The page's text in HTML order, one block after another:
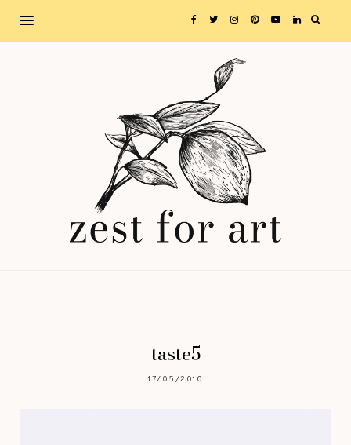
taste5
17/05/2010